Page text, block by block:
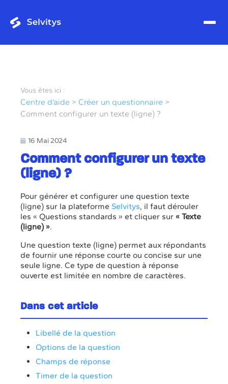
Dans cet article
Libellé de la question
Options de la question
Champs de réponse
Timer de la question
Vous êtes ici :
Centre d’aide > Créer un questionnaire >
Comment configurer un texte (ligne) ?
16 Mai 2024
Comment configurer un texte
(ligne) ?
Pour générer et configurer une question texte
(ligne) sur la plateforme Selvitys, il faut dérouler
les « Questions standards » et cliquer sur « Texte
(ligne) ».
Une question texte (ligne) permet aux répondants
de fournir une réponse courte ou concise sur une
seule ligne. Ce type de question à réponse
ouverte est limitée en nombre de caractères.